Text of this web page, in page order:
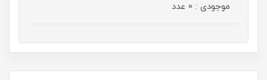
موجودی : 0 عدد